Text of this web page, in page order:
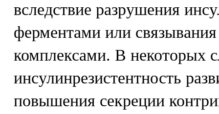
вследствие разрушения
ферментами или
комплексами. В некоторых
инсулинрезистентность
повышения секреции